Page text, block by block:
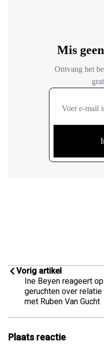
Vorig artikel
Ine Beyen reageert op
geruchten over relatie
met Ruben Van Gucht
Plaats reactie